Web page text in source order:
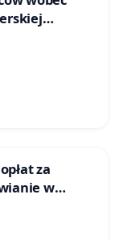
rejonie
w Bielsku-
za
w
Kultury